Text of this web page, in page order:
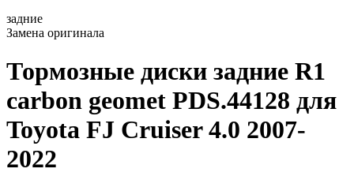
задние
Замена оригинала
Тормозные диски задние R1
carbon geomet PDS.44128 для
Toyota FJ Cruiser 4.0 2007-
2022